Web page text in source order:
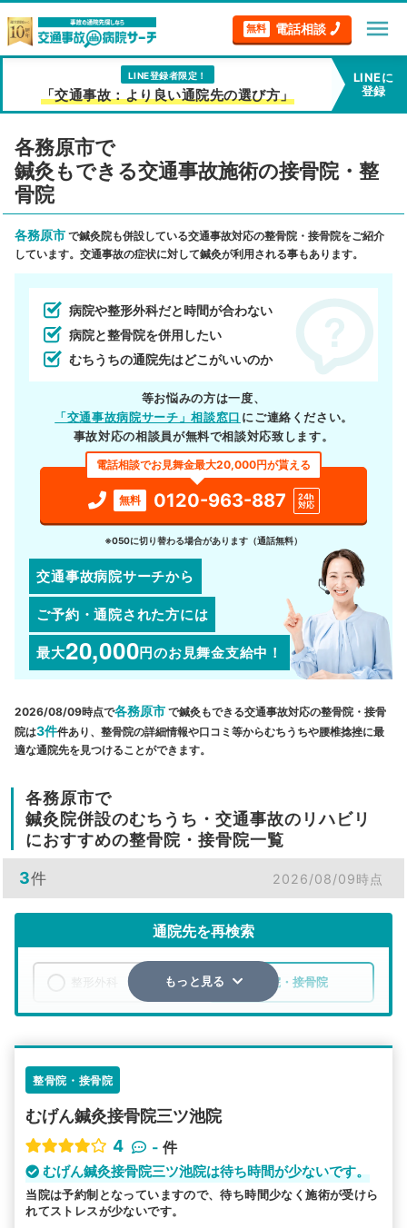
無料 電話相談 menu
LINE登録者限定！
「交通事故：より良い通院先の選び方」
LINEに
登録
各務原市で
鍼灸もできる交通事故施術の接骨院・整
骨院
各務原市 で鍼灸院も併設している交通事故対応の整骨院・接骨院をご紹介
しています。交通事故の症状に対して鍼灸が利用される事もあります。
病院や整形外科だと時間が合わない
病院と整骨院を併用したい
むちうちの通院先はどこがいいのか
等お悩みの方は一度、
「交通事故病院サーチ」相談窓口 にご連絡ください。
事故対応の相談員が無料で相談対応致します。
電話相談でお見舞金最大20,000円が貰える
無料 0120-963-887
24h
対応
※050に切り替わる場合があります（通話無料）
交通事故病院サーチから
ご予約・通院された方には
最大20,000円のお見舞金支給中！
2026/08/09時点で各務原市 で鍼灸もできる交通事故対応の整骨院・接骨
院は3件件あり、整骨院の詳細情報や口コミ等からむちうちや腰椎捻挫に最
適な通院先を見つけることができます。
各務原市で
鍼灸院併設のむちうち・交通事故のリハビリ
におすすめの整骨院・接骨院一覧
3件 2026/08/09時点
通院先を再検索
整骨院・接骨院
詳細条件で絞り込む
その他の検索方法
駅から探す 院名から探す
もっと見る
整骨院・接骨院
むげん鍼灸接骨院三ツ池院
4
- 件
むげん鍼灸接骨院三ツ池院は待ち時間が少ないです。
当院は予約制となっていますので、待ち時間少なく施術が受けら
れてストレスが少ないです。